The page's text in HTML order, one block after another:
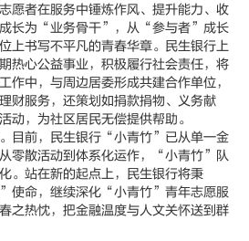
在服务中锤炼作风、提升能力、收
长为“业务骨干”，从“参与者”成长
书写不平凡的青春华章。民生银行上
热心公益事业，积极履行社会责任，将
作中，与周边居委形成共建合作单位，
财服务，还策划如捐款捐物、义务献
动，为社区居民无偿提供帮助。
前，民生银行“小青竹”已从单一金
零散活动到体系化运作，“小青竹”队
。站在新的起点上，民生银行将秉
使命，继续深化“小青竹”青年志愿服
之热忱，把金融温度与人文关怀送到群